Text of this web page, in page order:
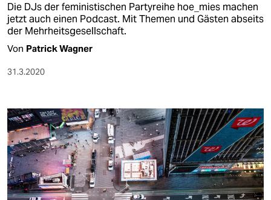
Die DJs der feministischen Partyreihe hoe_mies machen
jetzt auch einen Podcast. Mit Themen und Gästen abseits
der Mehrheitsgesellschaft.
Von Patrick Wagner
31.3.2020